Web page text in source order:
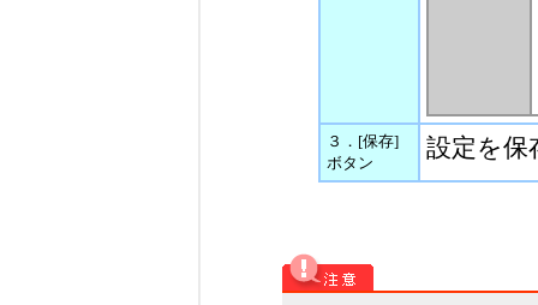
３．[保存]
ボタン
設定を保